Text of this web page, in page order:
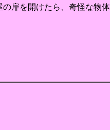
扉を開けたら、奇怪な物